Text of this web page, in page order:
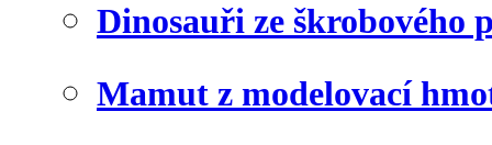
Dinosauři ze škrobového
Mamut z modelovací